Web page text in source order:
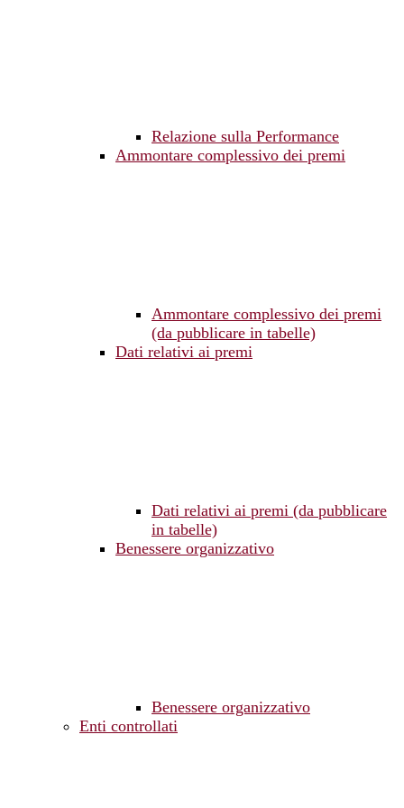
Relazione sulla Performance
Ammontare complessivo dei premi
Ammontare complessivo dei premi
(da pubblicare in tabelle)
Dati relativi ai premi
Dati relativi ai premi (da pubblicare
in tabelle)
Benessere organizzativo
Benessere organizzativo
Enti controllati